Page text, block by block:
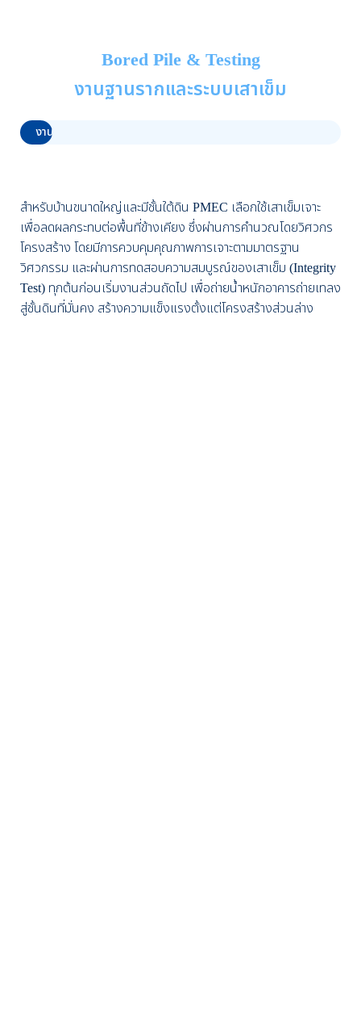
Bored Pile & Testing
งานฐานรากและระบบเสาเข็ม
งานฐานรากและระบบเสาเข็ม
สำหรับบ้านขนาดใหญ่และมีชั้นใต้ดิน PMEC เลือกใช้เสาเข็มเจาะ
เพื่อลดผลกระทบต่อพื้นที่ข้างเคียง ซึ่งผ่านการคำนวณโดยวิศวกร
โครงสร้าง โดยมีการควบคุมคุณภาพการเจาะตามมาตรฐาน
วิศวกรรม และผ่านการทดสอบความสมบูรณ์ของเสาเข็ม (Integrity
Test) ทุกต้นก่อนเริ่มงานส่วนถัดไป เพื่อถ่ายน้ำหนักอาคารถ่ายเทลง
สู่ชั้นดินที่มั่นคง สร้างความแข็งแรงตั้งแต่โครงสร้างส่วนล่าง